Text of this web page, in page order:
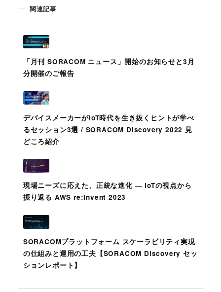
関連記事
「月刊 SORACOM ニュース」開始のお知らせと3月
分開催のご報告
デバイスメーカーがIoT時代を生き抜くヒントが学べ
るセッション3選 / SORACOM Discovery 2022 見
どころ紹介
現場ニーズに応えた、正統な進化 ― IoTの視点から
振り返る AWS re:Invent 2023
SORACOMプラットフォーム スケーラビリティ実現
の仕組みと運用の工夫【SORACOM Discovery セッ
ションレポート】